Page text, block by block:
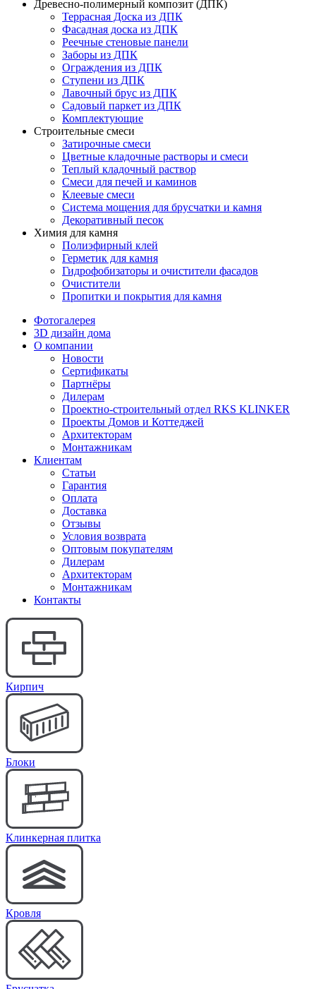
Древесно-полимерный композит (ДПК)
Террасная Доска из ДПК
Фасадная доска из ДПК
Реечные стеновые панели
Заборы из ДПК
Ограждения из ДПК
Ступени из ДПК
Лавочный брус из ДПК
Садовый паркет из ДПК
Комплектующие
Строительные смеси
Затирочные смеси
Цветные кладочные растворы и смеси
Теплый кладочный раствор
Смеси для печей и каминов
Клеевые смеси
Система мощения для брусчатки и камня
Декоративный песок
Химия для камня
Полиэфирный клей
Герметик для камня
Гидрофобизаторы и очистители фасадов
Очистители
Пропитки и покрытия для камня
Фотогалерея
3D дизайн дома
О компании
Новости
Сертификаты
Партнёры
Дилерам
Проектно-строительный отдел RKS KLINKER
Проекты Домов и Коттеджей
Архитекторам
Монтажникам
Клиентам
Статьи
Гарантия
Оплата
Доставка
Отзывы
Условия возврата
Оптовым покупателям
Дилерам
Архитекторам
Монтажникам
Контакты
Кирпич
Блоки
Клинкерная плитка
Кровля